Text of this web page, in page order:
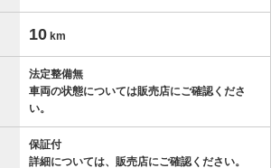
10 km
法定整備無
車両の状態については販売店にご確認くださ
い。
保証付
詳細については、販売店にご確認ください。